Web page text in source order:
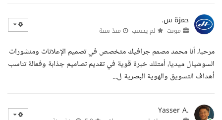
حمزة س.
مونت لم يحسب منذ سنة
مرحبا، أنا محمد مصمم جرافيك متخصص في تصميم الإعلانات ومنشورات
السوشيال ميديا، أمتلك خبرة قوية في تقديم تصاميم جذابة وفعالة تناسب
أهداف التسويق والهوية البصرية ل...
Yasser A.